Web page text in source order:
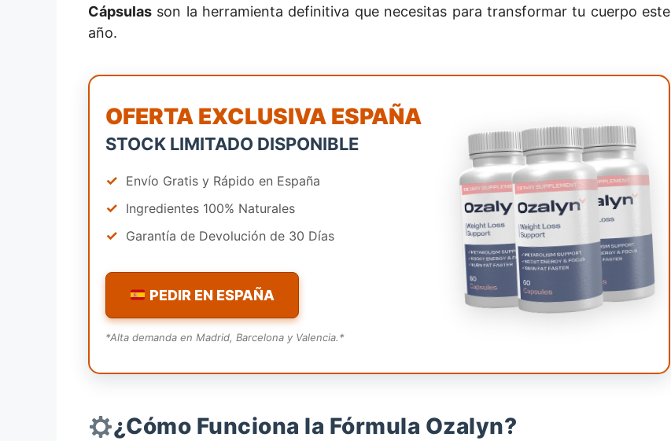
Cápsulas son la herramienta definitiva que necesitas para transformar tu cuerpo este
año.
OFERTA EXCLUSIVA ESPAÑA
STOCK LIMITADO DISPONIBLE
✓ Envío Gratis y Rápido en España
✓ Ingredientes 100% Naturales
✓ Garantía de Devolución de 30 Días
PEDIR EN ESPAÑA
*Alta demanda en Madrid, Barcelona y Valencia.*
¿Cómo Funciona la Fórmula Ozalyn?